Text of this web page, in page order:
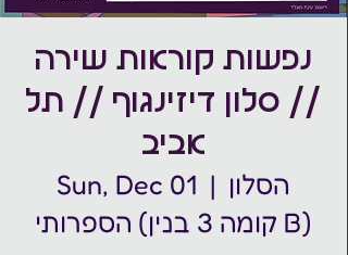
נפשות קוראות שירה
// סלון דיזינגוף // תל
אביב
Sun, Dec 01
  |
הסלון
הספרותי (קומה 3 בנין B)